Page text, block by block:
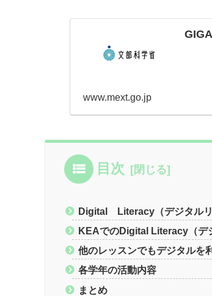
www.mext.go.jp
目次
Digital Literacy（デジタルリ
KEAでのDigital Literacy（デ
他のレッスンでもデジタルを
各学年の活動内容
まとめ